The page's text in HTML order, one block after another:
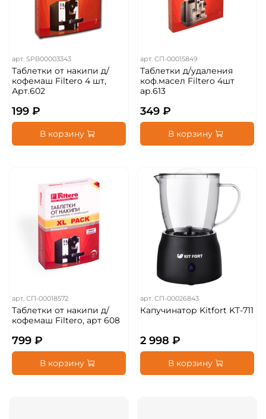
арт.SPB00003343
Таблетки от накипи д/
кофемаш Filtero 4 шт,
Арт.602
199 ₽
В корзину
арт.СП-00015849
Таблетки д/удаления
коф.масел Filtero 4шт
ар.613
349 ₽
В корзину
арт.СП-00018572
Таблетки от накипи д/
кофемаш Filtero, арт 608
799 ₽
В корзину
арт.СП-00026843
Капучинатор Kitfort KT-711
2 998 ₽
В корзину